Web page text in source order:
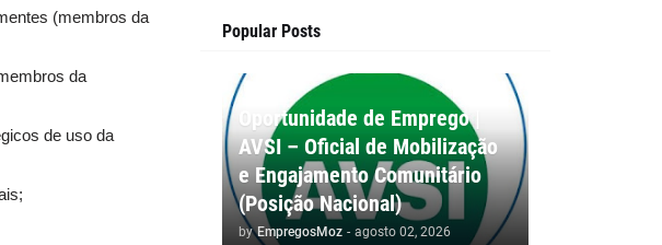
(membros da
da
de uso da
Popular Posts
Oportunidade de Emprego |
AVSI – Oficial de Mobilização
e Engajamento Comunitário
(Posição Nacional)
by EmpregosMoz - agosto 02, 2026